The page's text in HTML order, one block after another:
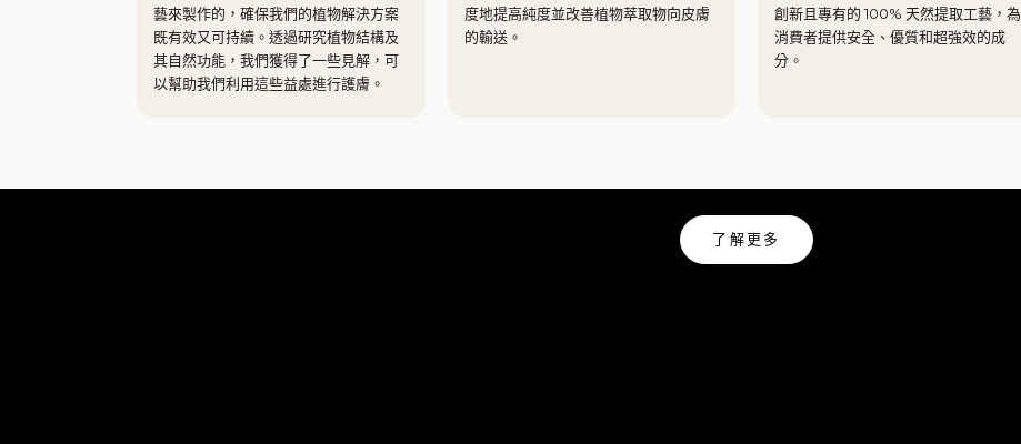
藝來製作的，確保我們的植物解決方案
既有效又可持續。透過研究植物結構及
其自然功能，我們獲得了一些見解，可
以幫助我們利用這些益處進行護膚。
度地提高純度並改善植物萃取物向皮膚
的輸送。
創新且專有的 100% 天然提取工藝，為
消費者提供安全、優質和超強效的成
分。
了解更多